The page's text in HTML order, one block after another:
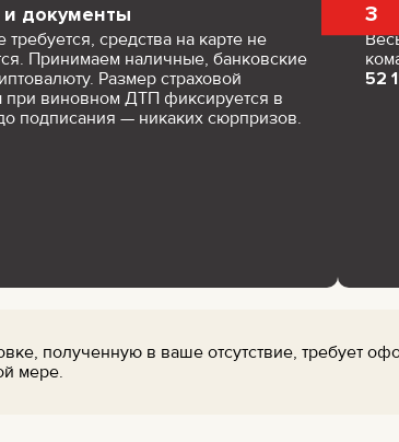
и документы
требуется, средства на карте не
Принимаем наличные, банковские
Размер страховой
виновном ДТП фиксируется в
подписания — никаких сюрпризов.
3
52
полученную в ваше отсутствие, требует
мере.